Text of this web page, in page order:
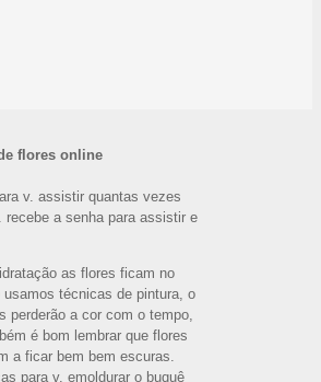
flores online
v. assistir quantas vezes
recebe a senha para assistir e
as flores ficam no
técnicas de pintura, o
perderão a cor com o tempo,
é bom lembrar que flores
a ficar bem bem escuras.
para v. emoldurar o buquê